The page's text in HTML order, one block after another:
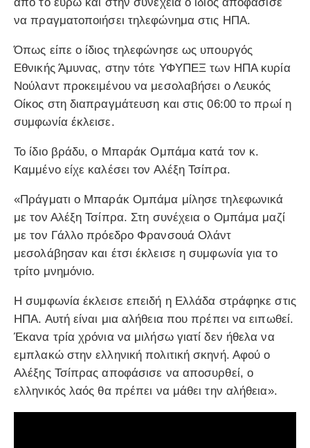
να πραγματοποιήσει τηλεφώνημα στις ΗΠΑ.
Όπως είπε ο ίδιος τηλεφώνησε ως υπουργός
Εθνικής Άμυνας, στην τότε ΥΦΥΠΕΞ των ΗΠΑ κυρία
Νούλαντ προκειμένου να μεσολαβήσει ο Λευκός
Οίκος στη διαπραγμάτευση και στις 06:00 το πρωί η
συμφωνία έκλεισε.
Το ίδιο βράδυ, ο Μπαράκ Ομπάμα κατά τον κ.
Καμμένο είχε καλέσει τον Αλέξη Τσίπρα.
«Πράγματι ο Μπαράκ Ομπάμα μίλησε τηλεφωνικά
με τον Αλέξη Τσίπρα. Στη συνέχεια ο Ομπάμα μαζί
με τον Γάλλο πρόεδρο Φρανσουά Ολάντ
μεσολάβησαν και έτσι έκλεισε η συμφωνία για το
τρίτο μνημόνιο.
Η συμφωνία έκλεισε επειδή η Ελλάδα στράφηκε στις
ΗΠΑ. Αυτή είναι μια αλήθεια που πρέπει να ειπωθεί.
Έκανα τρία χρόνια να μιλήσω γιατί δεν ήθελα να
εμπλακώ στην ελληνική πολιτική σκηνή. Αφού ο
Αλέξης Τσίπρας αποφάσισε να αποσυρθεί, ο
ελληνικός λαός θα πρέπει να μάθει την αλήθεια».